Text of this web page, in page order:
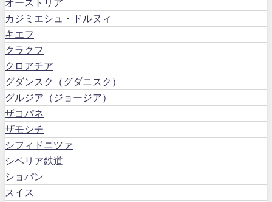
オーストリア
カジミエシュ・ドルヌィ
キエフ
クラクフ
クロアチア
グダンスク（グダニスク）
グルジア（ジョージア）
ザコパネ
ザモシチ
シフィドニツァ
シベリア鉄道
ショパン
スイス